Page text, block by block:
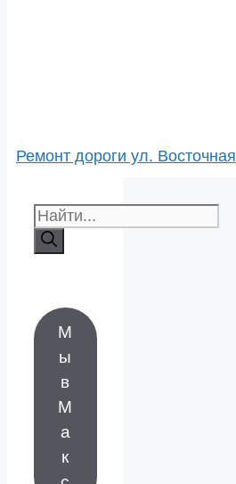
Ремонт дороги ул. Восточная
Поиск:
М
ы
в
М
а
к